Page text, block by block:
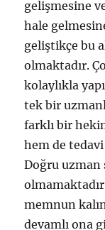
gelişmesine
hale
geliştikçe bu
olmaktadır.
kolaylıkla
tek bir
farklı bir
hem de
Doğru uzman
memnun
devamlı ona